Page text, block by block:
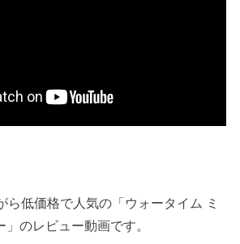
ら低価格で人気の「ウォータイム ミ
のレビュー動画です。